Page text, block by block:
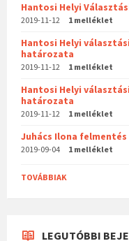
Hantosi Helyi
2019-11-12 1 melléklet
Hantosi Helyi
határozata
2019-11-12 1 melléklet
Hantosi Helyi
határozata
2019-11-12 1 melléklet
Juhács Ilona felmentés
2019-09-04 1 melléklet
TOVÁBBIAK
LEGUTÓBBI